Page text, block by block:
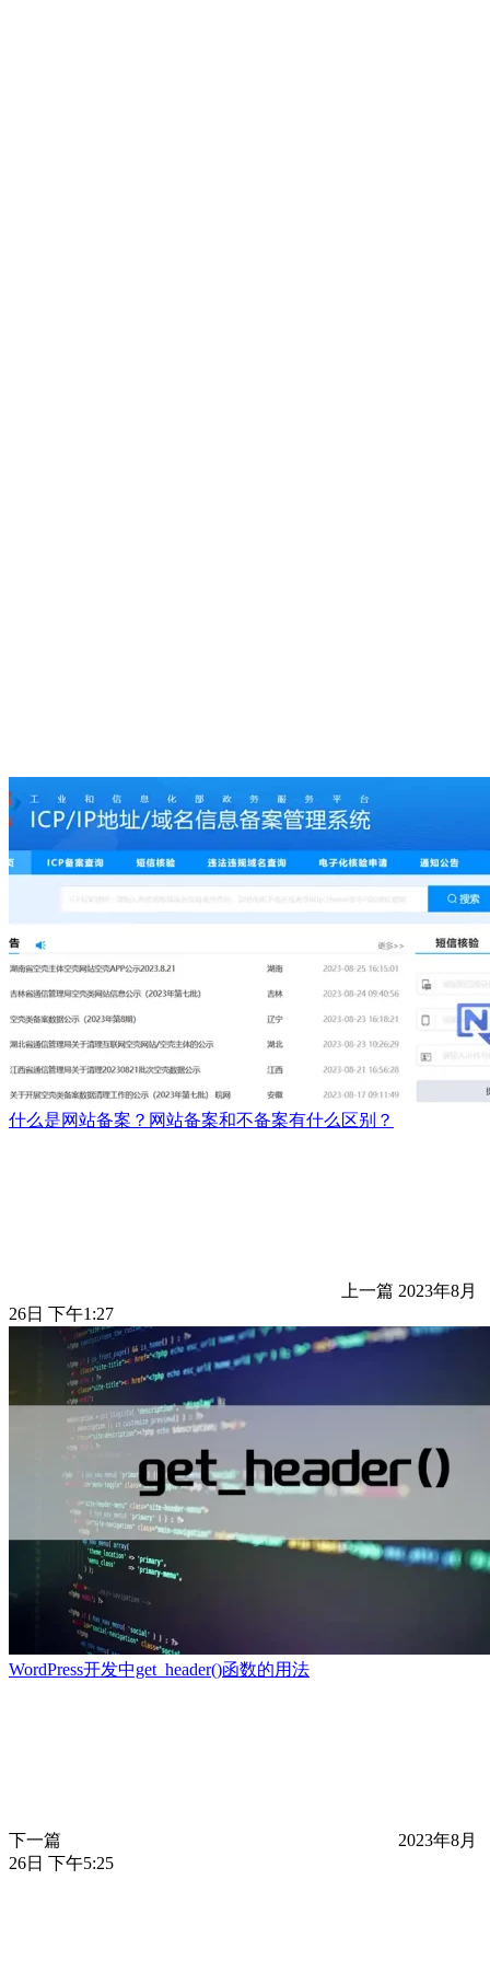
什么是网站备案？网站备案和不备案有什么区别？
上一篇 2023年8月
26日 下午1:27
WordPress开发中get_header()函数的用法
下一篇
2023年8月
26日 下午5:25